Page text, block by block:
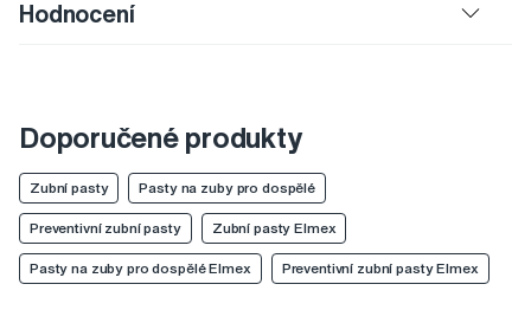
Hodnocení
Doporučené produkty
Zubní pasty Pasty na zuby pro dospělé
Preventivní zubní pasty Zubní pasty Elmex
Pasty na zuby pro dospělé Elmex Preventivní zubní pasty Elmex